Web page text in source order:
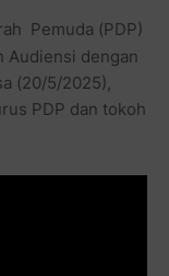
Pemuda (PDP)
Audiensi dengan
(20/5/2025),
PDP dan tokoh